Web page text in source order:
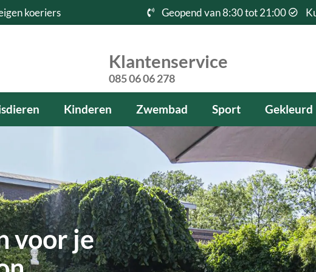
koeriers Geopend van 8:30 tot 21:00
Klantenservice
085 06 06 278
Kinderen Zwembad Sport Gekleurd
voor je